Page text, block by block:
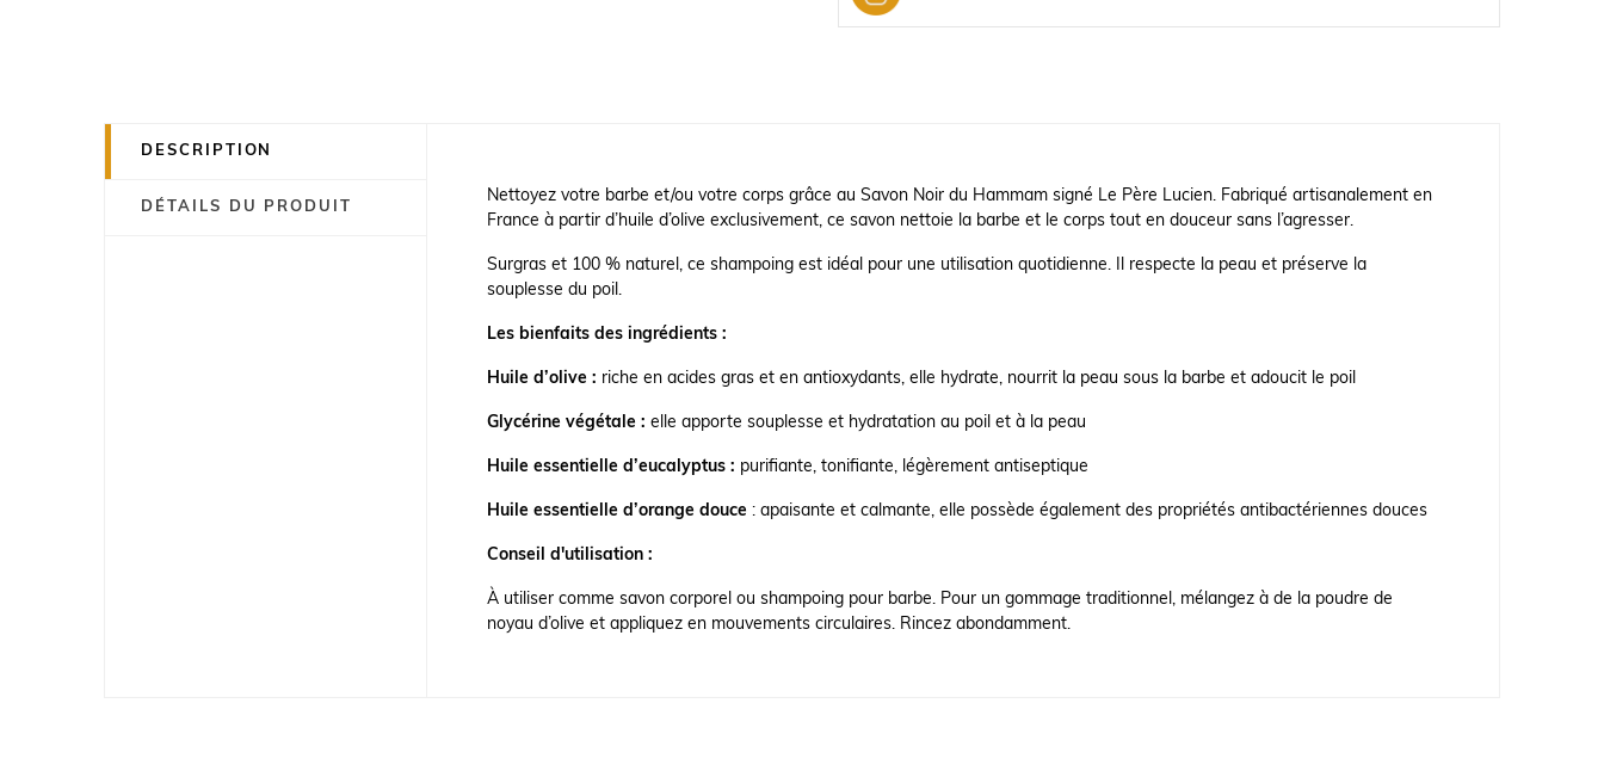
DESCRIPTION
DÉTAILS DU PRODUIT
Nettoyez votre barbe et/ou votre corps grâce au Savon Noir du Hammam signé Le Père Lucien. Fabriqué artisanalement en
France à partir d’huile d’olive exclusivement, ce savon nettoie la barbe et le corps tout en douceur sans l’agresser.
Surgras et 100 % naturel, ce shampoing est idéal pour une utilisation quotidienne. Il respecte la peau et préserve la
souplesse du poil.
Les bienfaits des ingrédients :
Huile d’olive : riche en acides gras et en antioxydants, elle hydrate, nourrit la peau sous la barbe et adoucit le poil
Glycérine végétale : elle apporte souplesse et hydratation au poil et à la peau
Huile essentielle d’eucalyptus : purifiante, tonifiante, légèrement antiseptique
Huile essentielle d’orange douce : apaisante et calmante, elle possède également des propriétés antibactériennes douces
Conseil d'utilisation :
À utiliser comme savon corporel ou shampoing pour barbe. Pour un gommage traditionnel, mélangez à de la poudre de
noyau d’olive et appliquez en mouvements circulaires. Rincez abondamment.